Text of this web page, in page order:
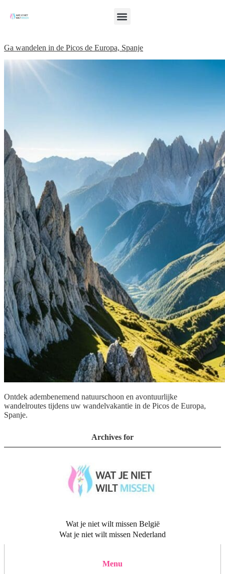
Ga wandelen in de Picos de Europa, Spanje
Ontdek adembenemend natuurschoon en avontuurlijke
wandelroutes tijdens uw wandelvakantie in de Picos de Europa,
Spanje.
Archives for
Wat je niet wilt missen België
Wat je niet wilt missen Nederland
Menu